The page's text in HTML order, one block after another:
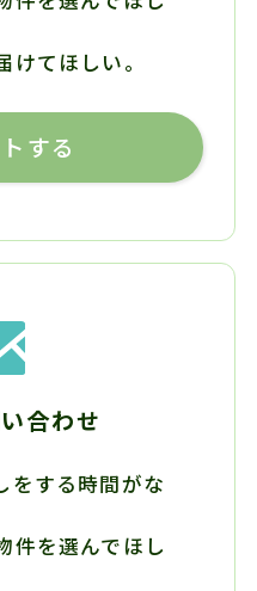
てほしい。
する
合わせ
をする時間がな
件を選んでほし